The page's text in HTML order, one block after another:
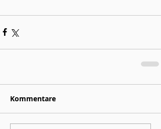
Kommentare